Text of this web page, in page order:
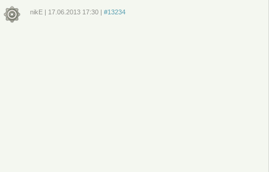
nikE| 17.06.2013 17:30| #13234